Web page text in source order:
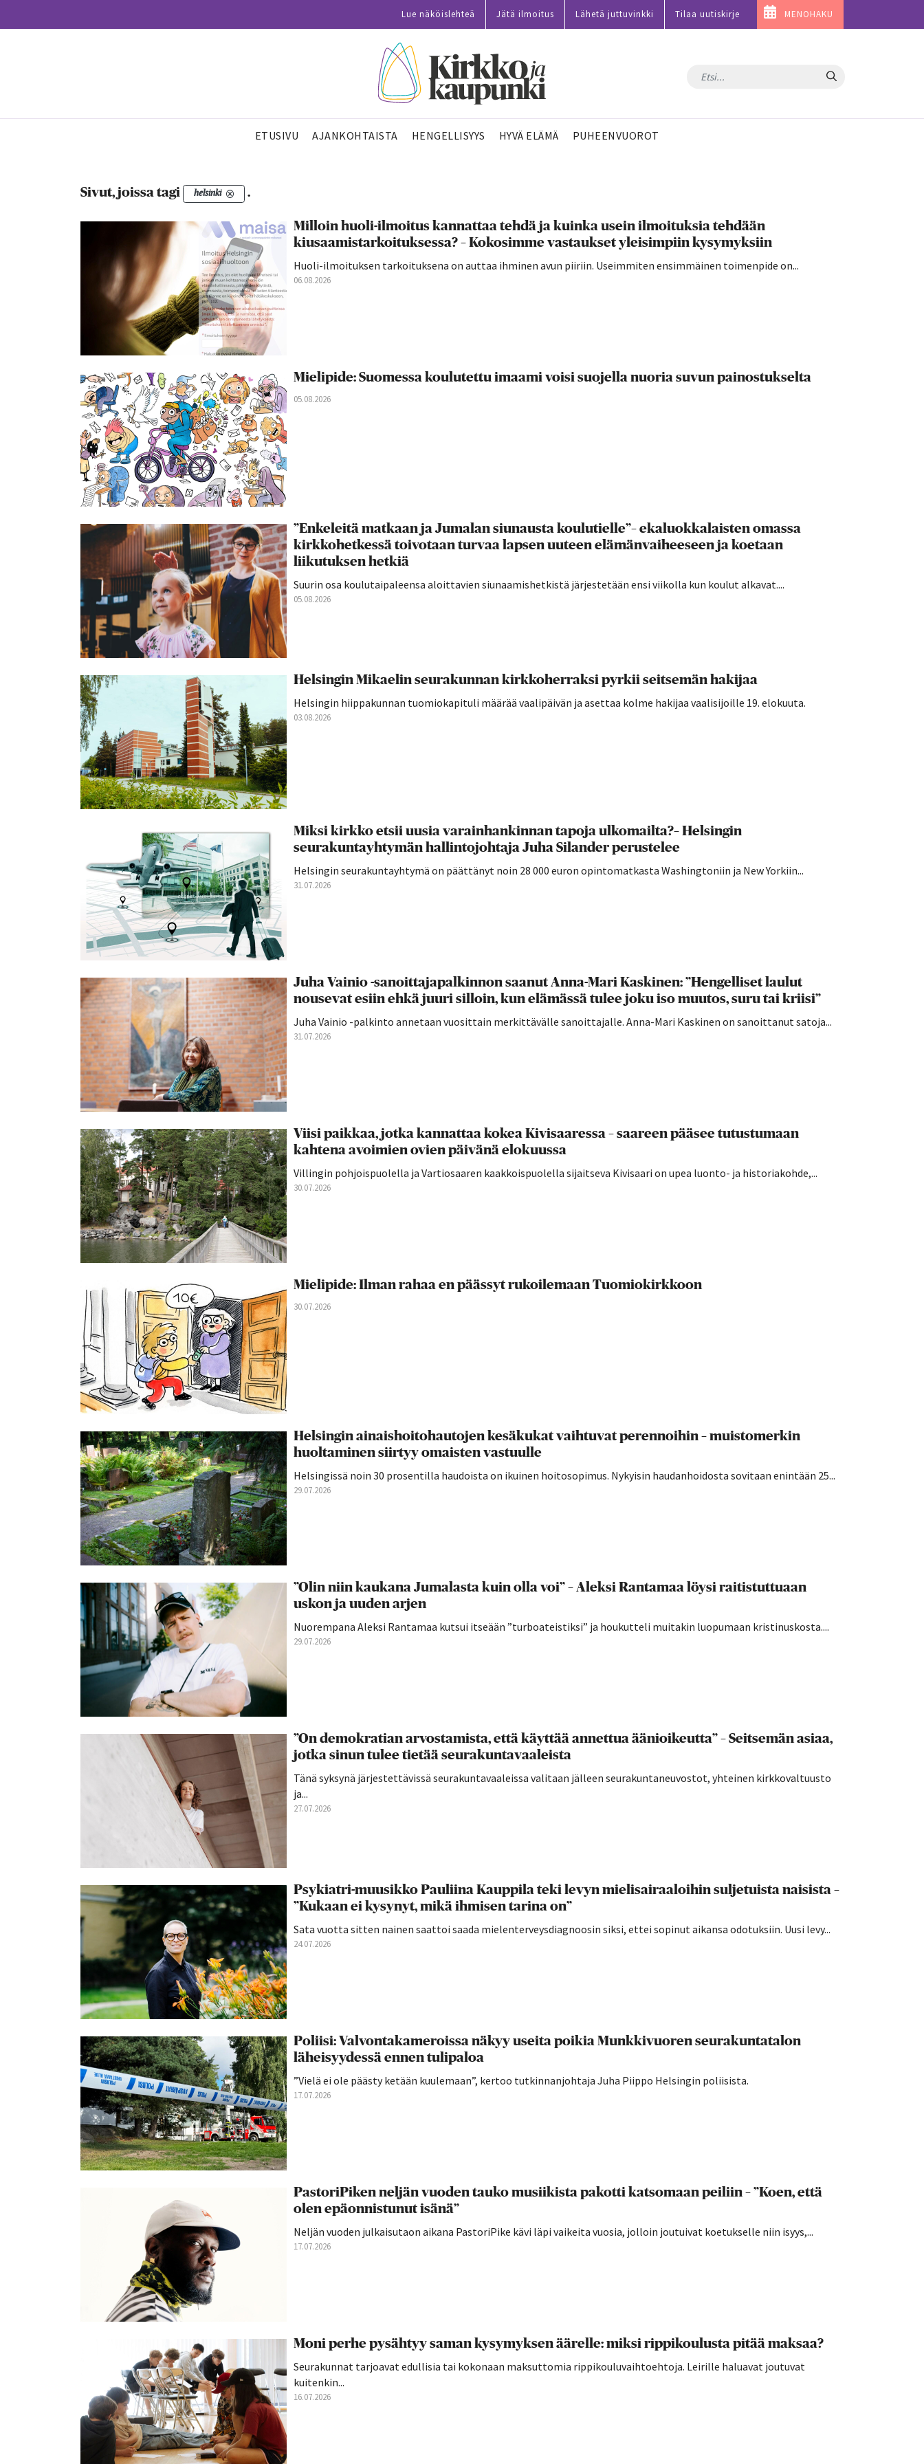
Lue näköislehteä Jätä ilmoitus Lähetä juttuvinkki Tilaa uutiskirje MENOHAKU
Hae
ETUSIVU AJANKOHTAISTA HENGELLISYYS HYVÄ ELÄMÄ PUHEENVUOROT
Sivut, joissa tagi helsinki .
Milloin huoli-ilmoitus kannattaa tehdä ja kuinka usein ilmoituksia tehdään
kiusaamistarkoituksessa? – Kokosimme vastaukset yleisimpiin kysymyksiin
Huoli-ilmoituksen tarkoituksena on auttaa ihminen avun piiriin. Useimmiten ensimmäinen toimenpide on...
06.08.2026
Mielipide: Suomessa koulutettu imaami voisi suojella nuoria suvun painostukselta
05.08.2026
”Enkeleitä matkaan ja Jumalan siunausta koulutielle”– ekaluokkalaisten omassa
kirkkohetkessä toivotaan turvaa lapsen uuteen elämänvaiheeseen ja koetaan
liikutuksen hetkiä
Suurin osa koulutaipaleensa aloittavien siunaamishetkistä järjestetään ensi viikolla kun koulut alkavat....
05.08.2026
Helsingin Mikaelin seurakunnan kirkkoherraksi pyrkii seitsemän hakijaa
Helsingin hiippakunnan tuomiokapituli määrää vaalipäivän ja asettaa kolme hakijaa vaalisijoille 19. elokuuta.
03.08.2026
Miksi kirkko etsii uusia varainhankinnan tapoja ulkomailta?– Helsingin
seurakuntayhtymän hallintojohtaja Juha Silander perustelee
Helsingin seurakuntayhtymä on päättänyt noin 28 000 euron opintomatkasta Washingtoniin ja New Yorkiin...
31.07.2026
Juha Vainio -sanoittajapalkinnon saanut Anna-Mari Kaskinen: ”Hengelliset laulut
nousevat esiin ehkä juuri silloin, kun elämässä tulee joku iso muutos, suru tai kriisi”
Juha Vainio -palkinto annetaan vuosittain merkittävälle sanoittajalle. Anna-Mari Kaskinen on sanoittanut satoja...
31.07.2026
Viisi paikkaa, jotka kannattaa kokea Kivisaaressa – saareen pääsee tutustumaan
kahtena avoimien ovien päivänä elokuussa
Villingin pohjoispuolella ja Vartiosaaren kaakkoispuolella sijaitseva Kivisaari on upea luonto- ja historiakohde,...
30.07.2026
Mielipide: Ilman rahaa en päässyt rukoilemaan Tuomiokirkkoon
30.07.2026
Helsingin ainaishoitohautojen kesäkukat vaihtuvat perennoihin – muistomerkin
huoltaminen siirtyy omaisten vastuulle
Helsingissä noin 30 prosentilla haudoista on ikuinen hoitosopimus. Nykyisin haudanhoidosta sovitaan enintään 25...
29.07.2026
”Olin niin kaukana Jumalasta kuin olla voi” – Aleksi Rantamaa löysi raitistuttuaan
uskon ja uuden arjen
Nuorempana Aleksi Rantamaa kutsui itseään ”turboateistiksi” ja houkutteli muitakin luopumaan kristinuskosta....
29.07.2026
”On demokratian arvostamista, että käyttää annettua äänioikeutta” – Seitsemän asiaa,
jotka sinun tulee tietää seurakuntavaaleista
Tänä syksynä järjestettävissä seurakuntavaaleissa valitaan jälleen seurakuntaneuvostot, yhteinen kirkkovaltuusto
ja...
27.07.2026
Psykiatri-muusikko Pauliina Kauppila teki levyn mielisairaaloihin suljetuista naisista –
”Kukaan ei kysynyt, mikä ihmisen tarina on”
Sata vuotta sitten nainen saattoi saada mielenterveysdiagnoosin siksi, ettei sopinut aikansa odotuksiin. Uusi levy...
24.07.2026
Poliisi: Valvontakameroissa näkyy useita poikia Munkkivuoren seurakuntatalon
läheisyydessä ennen tulipaloa
”Vielä ei ole päästy ketään kuulemaan”, kertoo tutkinnanjohtaja Juha Piippo Helsingin poliisista.
17.07.2026
PastoriPiken neljän vuoden tauko musiikista pakotti katsomaan peiliin – ”Koen, että
olen epäonnistunut isänä”
Neljän vuoden julkaisutaon aikana PastoriPike kävi läpi vaikeita vuosia, jolloin joutuivat koetukselle niin isyys,...
17.07.2026
Moni perhe pysähtyy saman kysymyksen äärelle: miksi rippikoulusta pitää maksaa?
Seurakunnat tarjoavat edullisia tai kokonaan maksuttomia rippikouluvaihtoehtoja. Leirille haluavat joutuvat
kuitenkin...
16.07.2026